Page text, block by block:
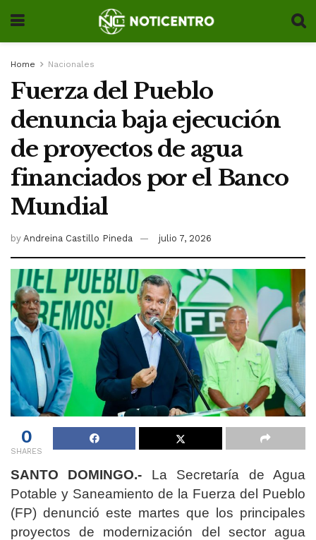
Home Nacionales
Fuerza del Pueblo
denuncia baja ejecución
de proyectos de agua
financiados por el Banco
Mundial
by Andreina Castillo Pineda julio 7, 2026
0
SHARES
SANTO DOMINGO.- La Secretaría de Agua
Potable y Saneamiento de la Fuerza del Pueblo
(FP) denunció este martes que los principales
proyectos de modernización del sector agua